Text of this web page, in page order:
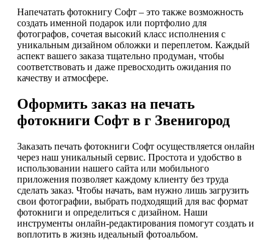
Напечатать фотокнигу Софт – это также возможность
создать именной подарок или портфолио для
фотографов, сочетая высокий класс исполнения с
уникальным дизайном обложки и переплетом. Каждый
аспект вашего заказа тщательно продуман, чтобы
соответствовать и даже превосходить ожидания по
качеству и атмосфере.
Оформить заказ на печать
фотокниги Софт в г Звенигород
Заказать печать фотокниги Софт осуществляется онлайн
через наш уникальный сервис. Простота и удобство в
использовании нашего сайта или мобильного
приложения позволяет каждому клиенту без труда
сделать заказ. Чтобы начать, вам нужно лишь загрузить
свои фотографии, выбрать подходящий для вас формат
фотокниги и определиться с дизайном. Наши
инструменты онлайн-редактирования помогут создать и
воплотить в жизнь идеальный фотоальбом.